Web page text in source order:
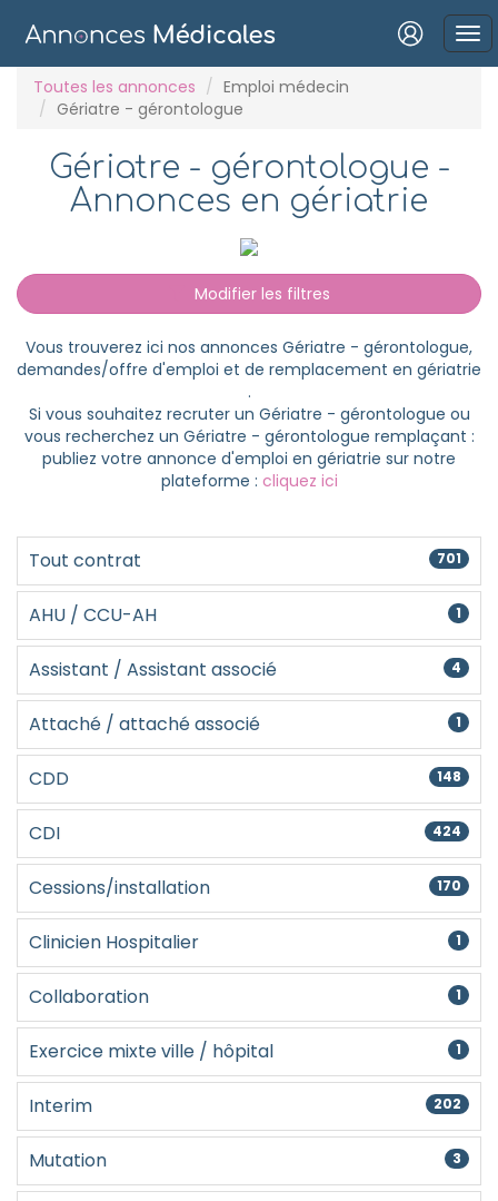
Connexion
Mot de passe oublié ?
Se connecter avec Google
Se connecter avec Facebook
Se connecter avec LinkedIn
Inscrivez-vous en un clic !
Toutes les annonces
Emploi médecin
Gériatre - gérontologue
Gériatre - gérontologue -
Annonces en gériatrie
Modifier les filtres
Vous trouverez ici nos annonces Gériatre - gérontologue,
demandes/offre d'emploi et de remplacement en gériatrie
.
Si vous souhaitez recruter un Gériatre - gérontologue ou
vous recherchez un Gériatre - gérontologue remplaçant :
publiez votre annonce d'emploi en gériatrie sur notre
plateforme : cliquez ici
Tout contrat 701
AHU / CCU-AH 1
Assistant / Assistant associé 4
Attaché / attaché associé 1
CDD 148
CDI 424
Cessions/installation 170
Clinicien Hospitalier 1
Collaboration 1
Exercice mixte ville / hôpital 1
Interim 202
Mutation 3